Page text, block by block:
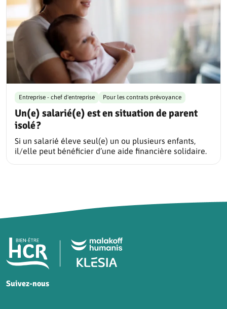
Un(e) salarié(e) est en situation de parent
isolé ?
Entreprise - chef d'entreprise Pour les contrats prévoyance
Si un salarié éleve seul(e) un ou plusieurs enfants,
il/elle peut bénéficier d’une aide financière solidaire.
Pied de page HCR Bien-Être
Suivez-nous